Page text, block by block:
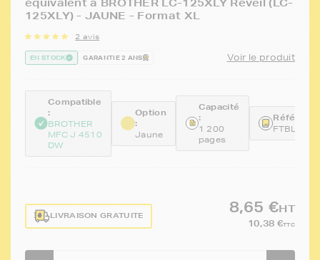
équivalent à BROTHER LC-125XLY Réveil (LC-
125XLY) - JAUNE - Format XL
2 avis
EN STOCK GARANTIE 2 ANS Voir le produit
Compatible
:
BROTHER
MFC J 4510
DW
Option
:
Jaune
Capacité
:
1 200
pages
LIVRAISON GRATUITE
8,65 €HT
10,38 €TTC